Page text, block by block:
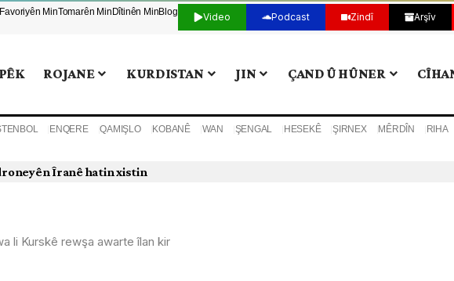
Favoriyên MinTomarên Min Dîtinên MinBlog Video Podcast Zindî Arşîv
ROJANE KURDISTAN JIN ÇAND Û HÛNER
ENQERE QAMIŞLO KOBANÊ WAN ŞENGAL HESEKÊ ŞIRNEX MÊRDÎN RIHA
Îranê hatin xistin
li Kurskê rewşa awarte îlan kir